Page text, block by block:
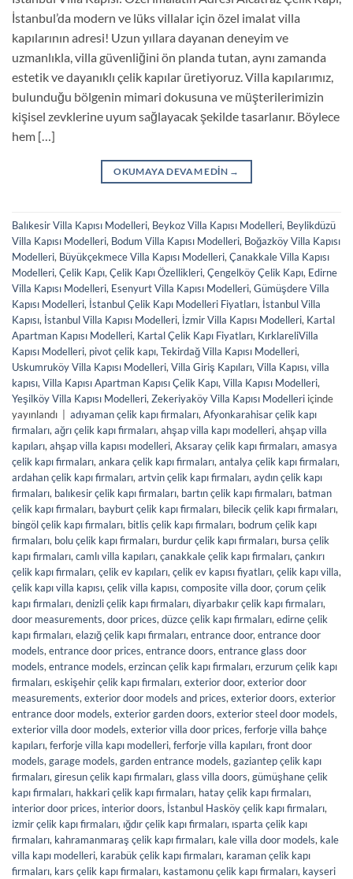
İstanbul’da modern ve lüks villalar için özel imalat villa
kapılarının adresi! Uzun yıllara dayanan deneyim ve
uzmanlıkla, villa güvenliğini ön planda tutan, aynı zamanda
estetik ve dayanıklı çelik kapılar üretiyoruz. Villa kapılarımız,
bulunduğu bölgenin mimari dokusuna ve müşterilerimizin
kişisel zevklerine uyum sağlayacak şekilde tasarlanır. Böylece
hem […]
OKUMAYA DEVAM EDIN →
Balıkesir Villa Kapısı Modelleri, Beykoz Villa Kapısı Modelleri, Beylikdüzü
Villa Kapısı Modelleri, Bodum Villa Kapısı Modelleri, Boğazköy Villa Kapısı
Modelleri, Büyükçekmece Villa Kapısı Modelleri, Çanakkale Villa Kapısı
Modelleri, Çelik Kapı, Çelik Kapı Özellikleri, Çengelköy Çelik Kapı, Edirne
Villa Kapısı Modelleri, Esenyurt Villa Kapısı Modelleri, Gümüşdere Villa
Kapısı Modelleri, İstanbul Çelik Kapı Modelleri Fiyatları, İstanbul Villa
Kapısı, İstanbul Villa Kapısı Modelleri, İzmir Villa Kapısı Modelleri, Kartal
Apartman Kapısı Modelleri, Kartal Çelik Kapı Fiyatları, KırklareliVilla
Kapısı Modelleri, pivot çelik kapı, Tekirdağ Villa Kapısı Modelleri,
Uskumruköy Villa Kapısı Modelleri, Villa Giriş Kapıları, Villa Kapısı, villa
kapısı, Villa Kapısı Apartman Kapısı Çelik Kapı, Villa Kapısı Modelleri,
Yeşilköy Villa Kapısı Modelleri, Zekeriyaköy Villa Kapısı Modelleri içinde
yayınlandı
adıyaman çelik kapı firmaları, Afyonkarahisar çelik kapı
firmaları, ağrı çelik kapı firmaları, ahşap villa kapı modelleri, ahşap villa
kapıları, ahşap villa kapısı modelleri, Aksaray çelik kapı firmaları, amasya
çelik kapı firmaları, ankara çelik kapı firmaları, antalya çelik kapı firmaları,
ardahan çelik kapı firmaları, artvin çelik kapı firmaları, aydın çelik kapı
firmaları, balıkesir çelik kapı firmaları, bartın çelik kapı firmaları, batman
çelik kapı firmaları, bayburt çelik kapı firmaları, bilecik çelik kapı firmaları,
bingöl çelik kapı firmaları, bitlis çelik kapı firmaları, bodrum çelik kapı
firmaları, bolu çelik kapı firmaları, burdur çelik kapı firmaları, bursa çelik
kapı firmaları, camlı villa kapıları, çanakkale çelik kapı firmaları, çankırı
çelik kapı firmaları, çelik ev kapıları, çelik ev kapısı fiyatları, çelik kapı villa,
çelik kapı villa kapısı, çelik villa kapısı, composite villa door, çorum çelik
kapı firmaları, denizli çelik kapı firmaları, diyarbakır çelik kapı firmaları,
door measurements, door prices, düzce çelik kapı firmaları, edirne çelik
kapı firmaları, elazığ çelik kapı firmaları, entrance door, entrance door
models, entrance door prices, entrance doors, entrance glass door
models, entrance models, erzincan çelik kapı firmaları, erzurum çelik kapı
firmaları, eskişehir çelik kapı firmaları, exterior door, exterior door
measurements, exterior door models and prices, exterior doors, exterior
entrance door models, exterior garden doors, exterior steel door models,
exterior villa door models, exterior villa door prices, ferforje villa bahçe
kapıları, ferforje villa kapı modelleri, ferforje villa kapıları, front door
models, garage models, garden entrance models, gaziantep çelik kapı
firmaları, giresun çelik kapı firmaları, glass villa doors, gümüşhane çelik
kapı firmaları, hakkari çelik kapı firmaları, hatay çelik kapı firmaları,
interior door prices, interior doors, İstanbul Hasköy çelik kapı firmaları,
izmir çelik kapı firmaları, ığdır çelik kapı firmaları, ısparta çelik kapı
firmaları, kahramanmaraş çelik kapı firmaları, kale villa door models, kale
villa kapı modelleri, karabük çelik kapı firmaları, karaman çelik kapı
firmaları, kars çelik kapı firmaları, kastamonu çelik kapı firmaları, kayseri